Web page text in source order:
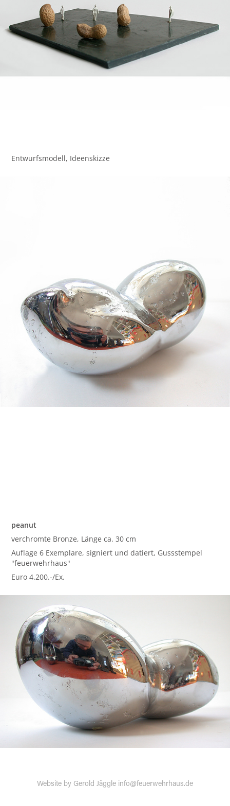
Entwurfsmodell, Ideenskizze
peanut
verchromte Bronze, Länge ca. 30 cm
Auflage 6 Exemplare, signiert und datiert, Gussstempel
"feuerwehrhaus"
Euro 4.200.-/Ex.
Website by Gerold Jäggle info@feuerwehrhaus.de